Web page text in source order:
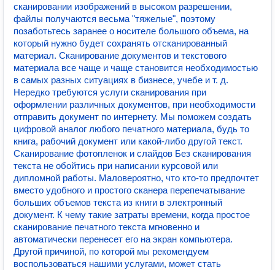
сканировании изображений в высоком разрешении,
файлы получаются весьма "тяжелые", поэтому
позаботьтесь заранее о носителе большого объема, на
который нужно будет сохранять отсканированный
материал. Сканирование документов и текстового
материала все чаще и чаще становится необходимостью
в самых разных ситуациях в бизнесе, учебе и т. д.
Нередко требуются услуги сканирования при
оформлении различных документов, при необходимости
отправить документ по интернету. Мы поможем создать
цифровой аналог любого печатного материала, будь то
книга, рабочий документ или какой-либо другой текст.
Сканирование фотопленок и слайдов Без сканирования
текста не обойтись при написании курсовой или
дипломной работы. Маловероятно, что кто-то предпочтет
вместо удобного и простого сканера перепечатывание
больших объемов текста из книги в электронный
документ. К чему такие затраты времени, когда простое
сканирование печатного текста мгновенно и
автоматически перенесет его на экран компьютера.
Другой причиной, по которой мы рекомендуем
воспользоваться нашими услугами, может стать